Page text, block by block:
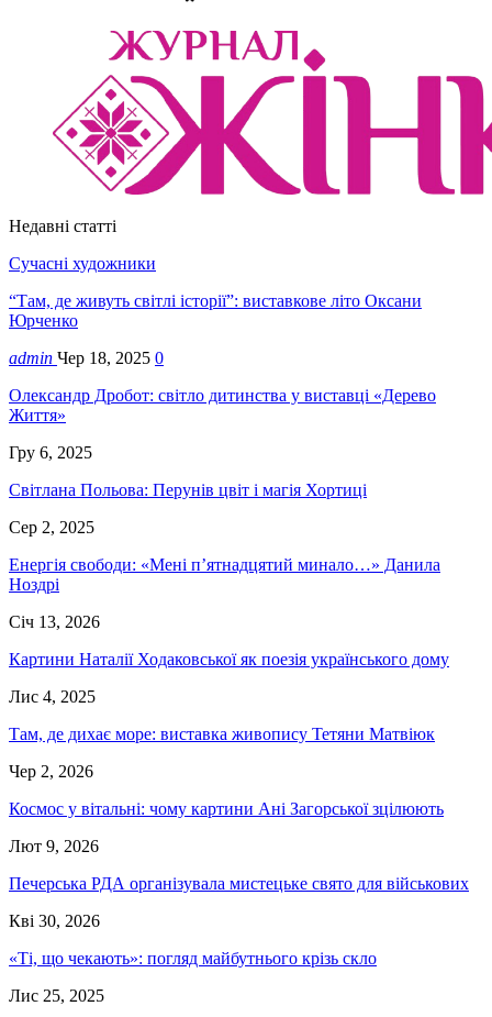
Недавні статті
Сучасні художники
“Там, де живуть світлі історії”: виставкове літо Оксани
Юрченко
admin Чер 18, 2025 0
Олександр Дробот: світло дитинства у виставці «Дерево
Життя»
Гру 6, 2025
Світлана Польова: Перунів цвіт і магія Хортиці
Сер 2, 2025
Енергія свободи: «Мені п’ятнадцятий минало…» Данила
Ноздрі
Січ 13, 2026
Картини Наталії Ходаковської як поезія українського дому
Лис 4, 2025
Там, де дихає море: виставка живопису Тетяни Матвіюк
Чер 2, 2026
Космос у вітальні: чому картини Ані Загорської зцілюють
Лют 9, 2026
Печерська РДА організувала мистецьке свято для військових
Кві 30, 2026
«Ті, що чекають»: погляд майбутнього крізь скло
Лис 25, 2025